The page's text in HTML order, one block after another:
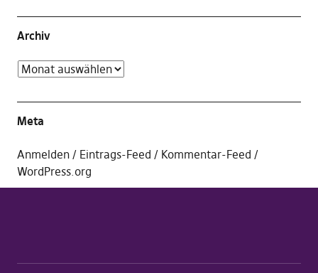
Archiv
Meta
Anmelden Eintrags-Feed
Kommentar-Feed
WordPress.org